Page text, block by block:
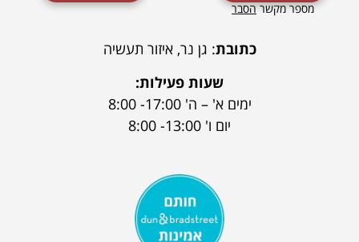
מספר מקשרהסבר
כתובת: גן נר, איזור תעשיה
שעות פעילות:
ימים א' – ה' 17:00- 8:00
יום ו' 13:00- 8:00